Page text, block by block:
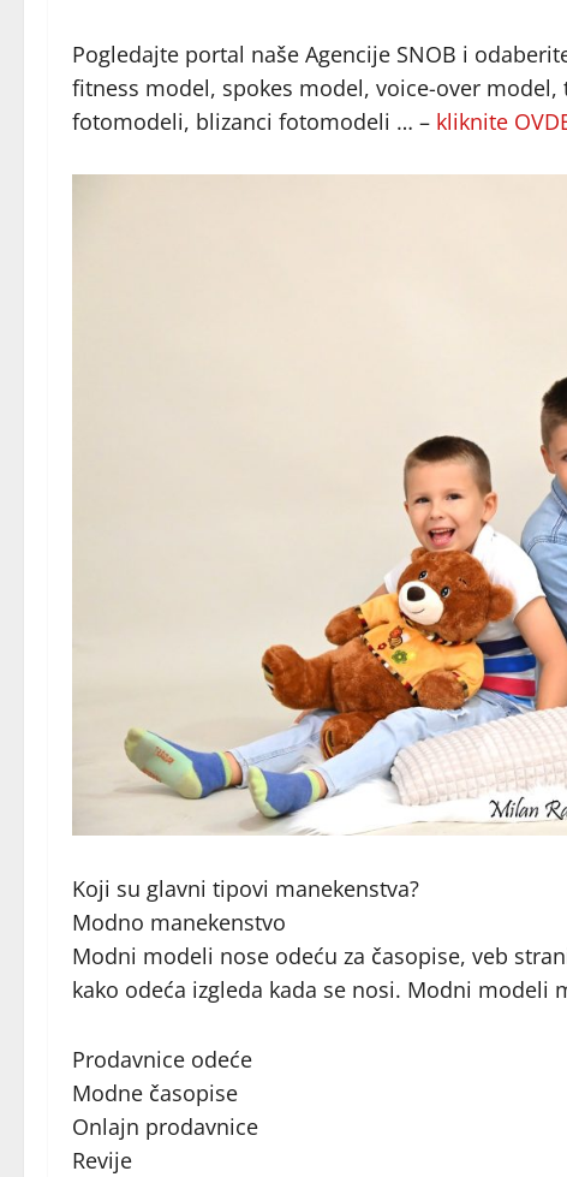
Pogledajte portal naše Agencije SNOB i
fitness model, spokes model, voice-over
fotomodeli, blizanci fotomodeli … – kliknite
Koji su glavni tipovi manekenstva?
Modno manekenstvo
Modni modeli nose odeću za časopise, veb
kako odeća izgleda kada se nosi. Modni modeli
Prodavnice odeće
Modne časopise
Onlajn prodavnice
Revije